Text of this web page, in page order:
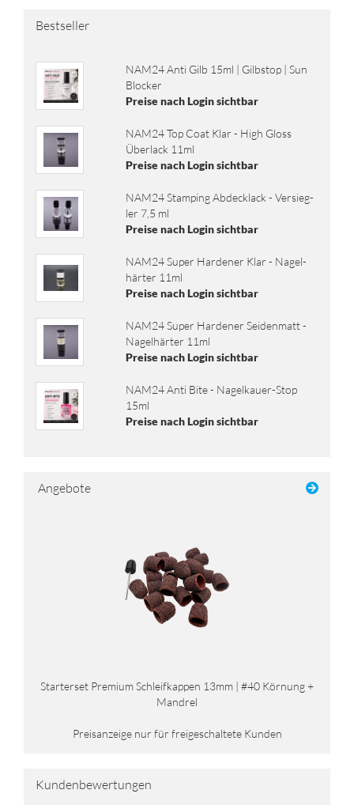
Bestseller
NAM24 Anti Gilb 15ml | Gilb­stop | Sun
Blo­cker
Preise nach Login sichtbar
NAM24 Top Coat Klar - High Gloss
Über­lack 11ml
Preise nach Login sichtbar
NAM24 Stam­ping Ab­deck­lack - Ver­sieg­
ler 7,5 ml
Preise nach Login sichtbar
NAM24 Super Har­de­ner Klar - Na­gel­
här­ter 11ml
Preise nach Login sichtbar
NAM24 Super Har­de­ner Sei­den­matt -
Na­gel­här­ter 11ml
Preise nach Login sichtbar
NAM24 Anti Bite - Nagelkauer-​Stop
15ml
Preise nach Login sichtbar
Angebote
Star­ter­set Pre­mi­um Schleif­kap­pen 13mm | #40 Kör­nung +
Man­drel
Preisanzeige nur für freigeschaltete Kunden
Kundenbewertungen